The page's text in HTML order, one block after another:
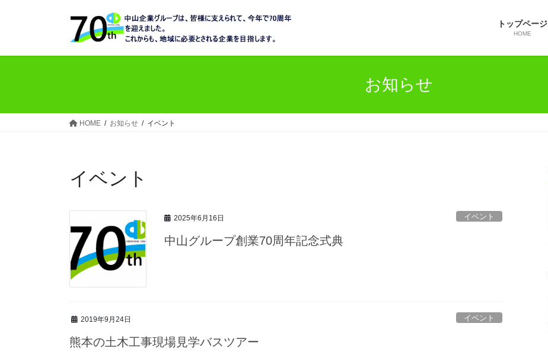
トップページ
HOME
お知らせ
HOME お知らせ イベント
イベント
2025年6月16日 イベント
中山グループ創業70周年記念式典
2019年9月24日 イベント
熊本の土木工事現場見学バスツアー